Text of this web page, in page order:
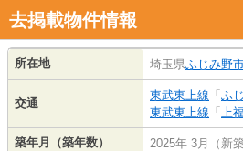
去掲載物件情報
所在地 埼玉県ふじみ野
交通
東武東上線 「 ふ
東武東上線 「 上
築年月（築年数） 2025年 3月（新築